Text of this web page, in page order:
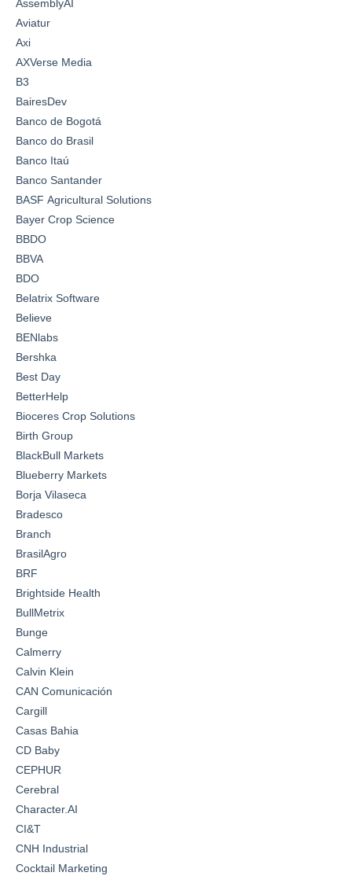
AssemblyAI
Aviatur
Axi
AXVerse Media
B3
BairesDev
Banco de Bogotá
Banco do Brasil
Banco Itaú
Banco Santander
BASF Agricultural Solutions
Bayer Crop Science
BBDO
BBVA
BDO
Belatrix Software
Believe
BENlabs
Bershka
Best Day
BetterHelp
Bioceres Crop Solutions
Birth Group
BlackBull Markets
Blueberry Markets
Borja Vilaseca
Bradesco
Branch
BrasilAgro
BRF
Brightside Health
BullMetrix
Bunge
Calmerry
Calvin Klein
CAN Comunicación
Cargill
Casas Bahia
CD Baby
CEPHUR
Cerebral
Character.AI
CI&T
CNH Industrial
Cocktail Marketing